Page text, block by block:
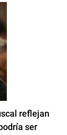
reflejan
ser